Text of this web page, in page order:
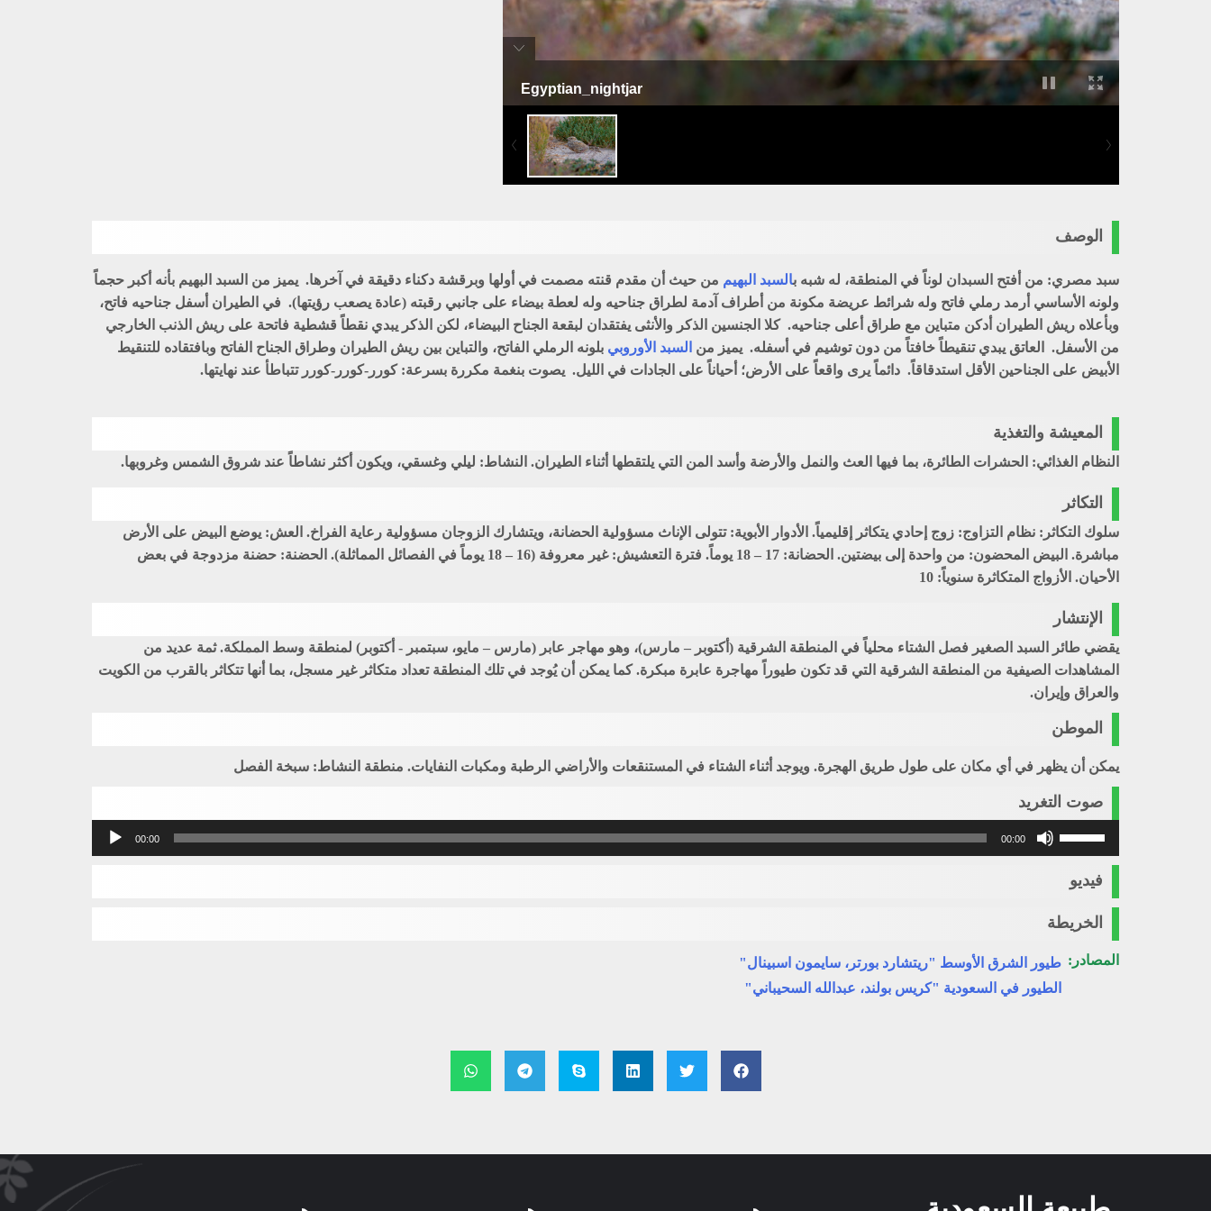
Egyptian_nightjar
سبد مصري
الوصف
سبد مصري: من أفتح السبدان لوناً في المنطقة، له شبه بالسبد البهيم من حيث أن مقدم قنته مصمت في أولها وبرقشة دكناء دقيقة في آخرها. يميز من السبد البهيم بأنه أكبر حجماً
ولونه الأساسي أرمد رملي فاتح وله شرائط عريضة مكونة من أطراف آدمة لطراق جناحيه وله لعطة بيضاء على جانبي رقبته (عادة يصعب رؤيتها). في الطيران أسفل جناحيه فاتح،
وبأعلاه ريش الطيران أدكن متباين مع طراق أعلى جناحيه. كلا الجنسين الذكر والأنثى يفتقدان لبقعة الجناح البيضاء، لكن الذكر يبدي نقطاً قشطية فاتحة على ريش الذنب الخارجي
من الأسفل. العاتق يبدي تنقيطاً خافتاً من دون توشيم في أسفله. يميز من السبد الأوروبي بلونه الرملي الفاتح، والتباين بين ريش الطيران وطراق الجناح الفاتح وبافتقاده للتنقيط
الأبيض على الجناحين الأقل استدقاقاً. دائماً يرى واقعاً على الأرض؛ أحياناً على الجادات في الليل. يصوت بنغمة مكررة بسرعة: كورر-كورر-كورر تتباطأ عند نهايتها.
المعيشة والتغذية
النظام الغذائي: الحشرات الطائرة، بما فيها العث والنمل والأرضة وأسد المن التي يلتقطها أثناء الطيران. النشاط: ليلي وغسقي، ويكون أكثر نشاطاً عند شروق الشمس وغروبها.
التكاثر
سلوك التكاثر: نظام التزاوج: زوج إحادي يتكاثر إقليمياً. الأدوار الأبوية: تتولى الإناث مسؤولية الحضانة، ويتشارك الزوجان مسؤولية رعاية الفراخ. العش: يوضع البيض على الأرض
مباشرة. البيض المحضون: من واحدة إلى بيضتين. الحضانة: 17 – 18 يوماً. فترة التعشيش: غير معروفة (16 – 18 يوماً في الفصائل المماثلة). الحضنة: حضنة مزدوجة في بعض
الأحيان. الأزواج المتكاثرة سنوياً: 10
الإنتشار
يقضي طائر السبد الصغير فصل الشتاء محلياً في المنطقة الشرقية (أكتوبر – مارس)، وهو مهاجر عابر (مارس – مايو، سبتمبر - أكتوبر) لمنطقة وسط المملكة. ثمة عديد من
المشاهدات الصيفية من المنطقة الشرقية التي قد تكون طيوراً مهاجرة عابرة مبكرة. كما يمكن أن يُوجد في تلك المنطقة تعداد متكاثر غير مسجل، بما أنها تتكاثر بالقرب من الكويت
والعراق وإيران.
الموطن
يمكن أن يظهر في أي مكان على طول طريق الهجرة. ويوجد أثناء الشتاء في المستنقعات والأراضي الرطبة ومكبات النفايات. منطقة النشاط: سبخة الفصل
صوت التغريد
مشغل
الصوت
00:00 00:00
الأسهم
أعلى/
أسفل
لزيادة
أو
خفض
فيديو
الخريطة
المصادر: طيور الشرق الأوسط "ريتشارد بورتر، سايمون اسبينال"
الطيور في السعودية "كريس بولند، عبدالله السحيباني"